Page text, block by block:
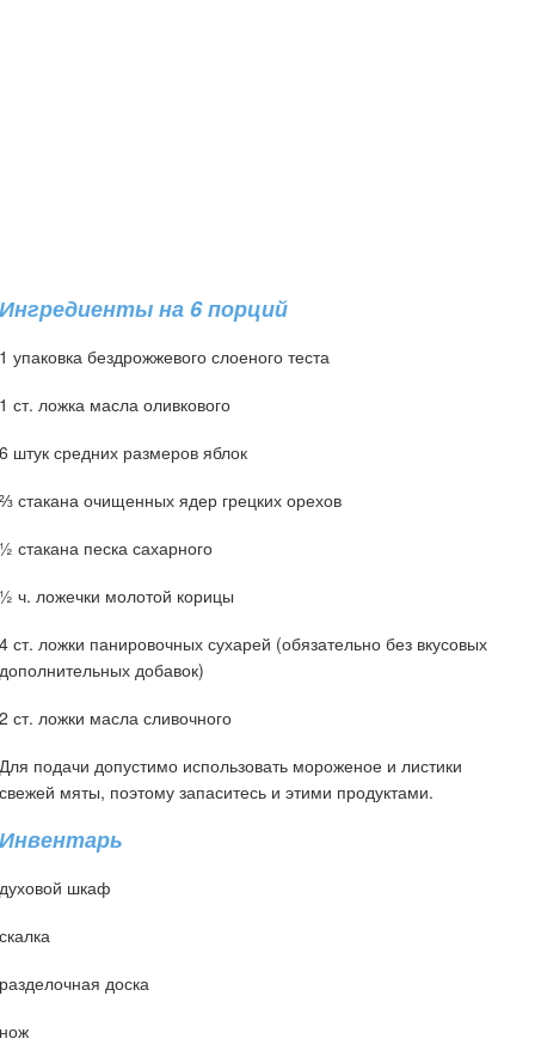
Ингредиенты на 6 порций
1 упаковка бездрожжевого слоеного теста
1 ст. ложка масла оливкового
6 штук средних размеров яблок
⅔ стакана очищенных ядер грецких орехов
½ стакана песка сахарного
½ ч. ложечки молотой корицы
4 ст. ложки панировочных сухарей (обязательно без вкусовых
дополнительных добавок)
2 ст. ложки масла сливочного
Для подачи допустимо использовать мороженое и листики
свежей мяты, поэтому запаситесь и этими продуктами.
Инвентарь
духовой шкаф
скалка
разделочная доска
нож